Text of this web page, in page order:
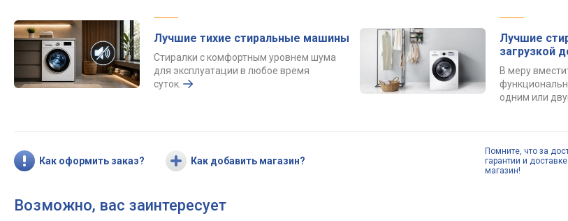
Лучшие тихие стиральные машины
Стиралки с комфортным уровнем шума
для эксплуатации в любое время
суток.
Лучшие
загрузкой
В меру
одним или
Как оформить заказ? Как добавить магазин?
Помните, что за
гарантии и
магазин!
Возможно, вас заинтересует